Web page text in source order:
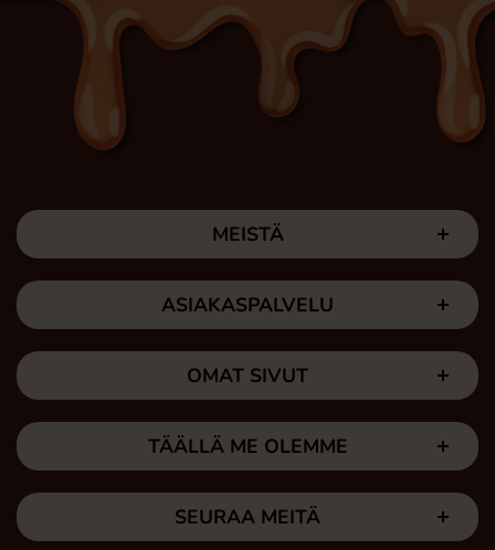
MEISTÄ
ASIAKASPALVELU
OMAT SIVUT
TÄÄLLÄ ME OLEMME
SEURAA MEITÄ